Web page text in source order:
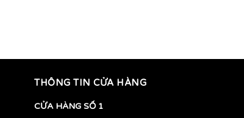
THÔNG TIN CỬA HÀNG
CỬA HÀNG SỐ 1